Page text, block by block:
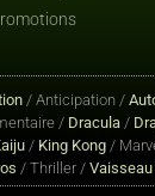
/ Anticipation /
/ Dracula /
/ King Kong /
/ Thriller / Vaisseau